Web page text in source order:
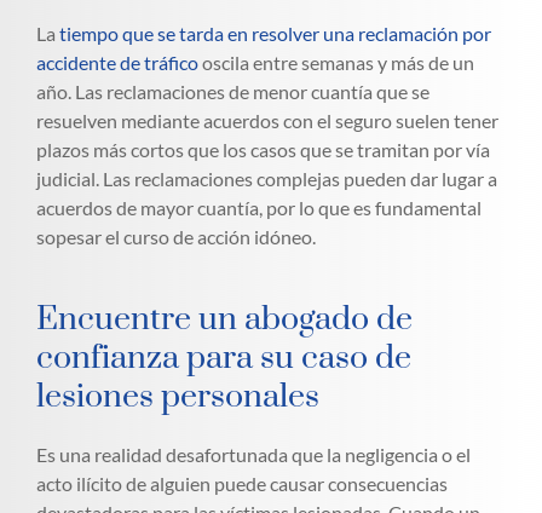
La tiempo que se tarda en resolver una reclamación por
accidente de tráficooscila entre semanas y más de un
año. Las reclamaciones de menor cuantía que se
resuelven mediante acuerdos con el seguro suelen tener
plazos más cortos que los casos que se tramitan por vía
judicial. Las reclamaciones complejas pueden dar lugar a
acuerdos de mayor cuantía, por lo que es fundamental
sopesar el curso de acción idóneo.
Encuentre un abogado de
confianza para su caso de
lesiones personales
Es una realidad desafortunada que la negligencia o el
acto ilícito de alguien puede causar consecuencias